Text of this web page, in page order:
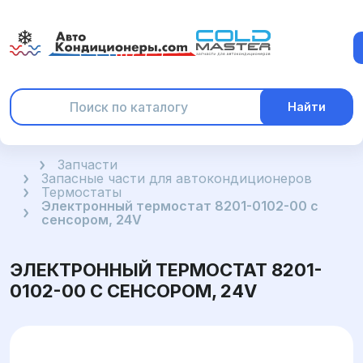
Найти
ГлавнаяЗапчасти
Запасные части для автокондиционеров
Термостаты
Электронный термостат 8201-0102-00 с
сенсором, 24V
ЭЛЕКТРОННЫЙ ТЕРМОСТАТ 8201-
0102-00 С СЕНСОРОМ, 24V